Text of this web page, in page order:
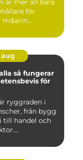
är mer än bara
för
m&arin...
aug
för
ryggraden i
från bygg
till handel och